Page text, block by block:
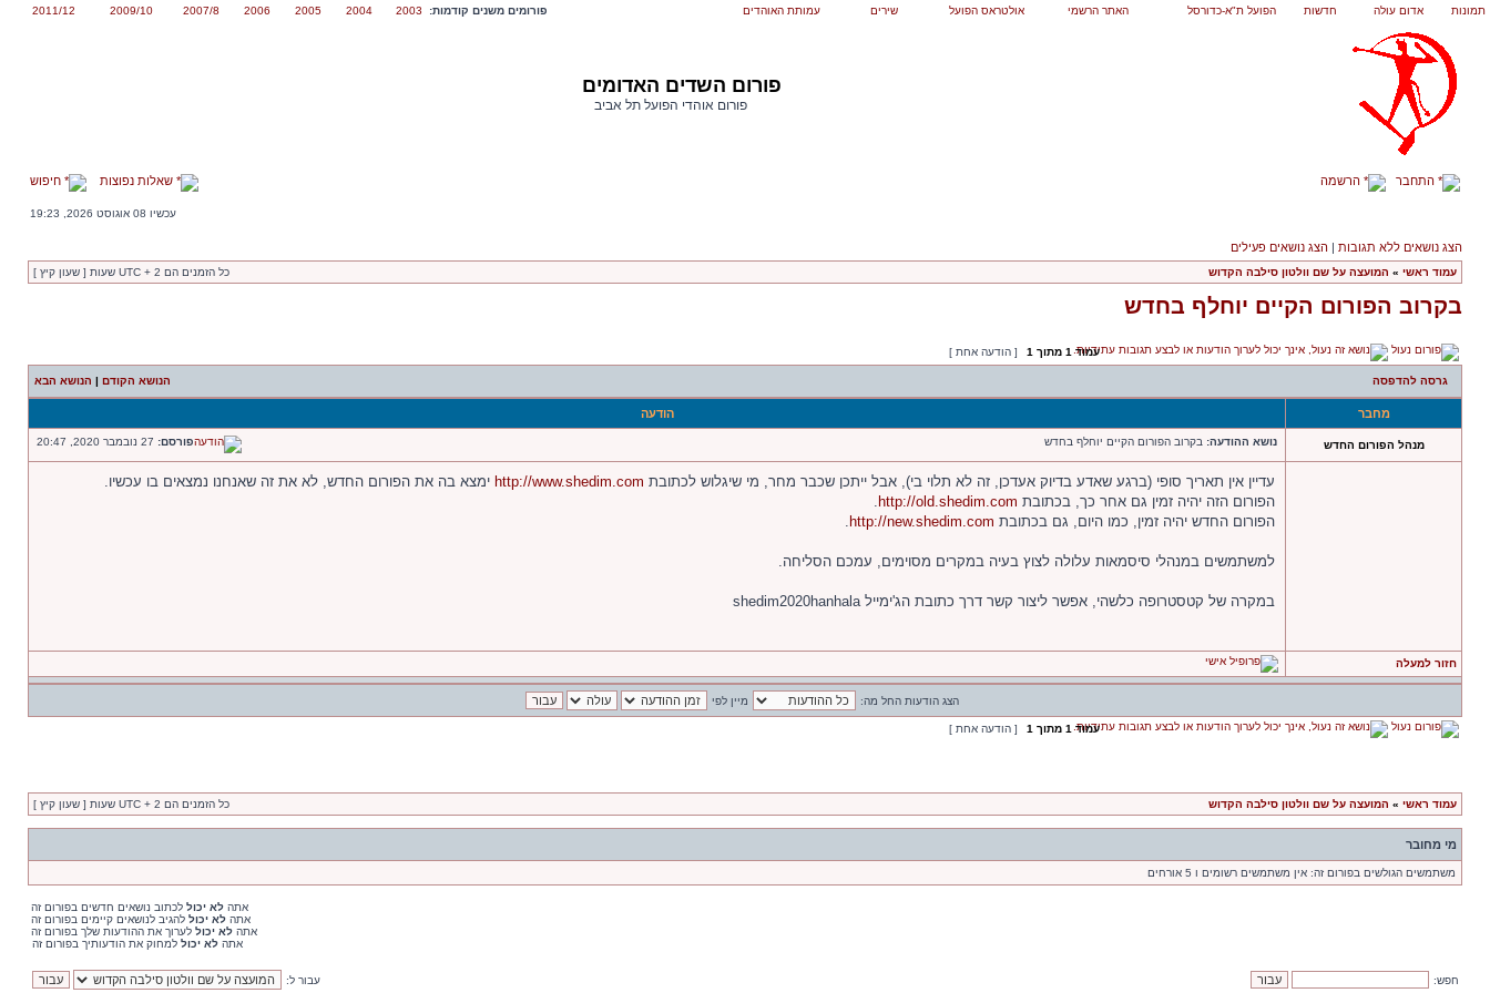
תמונות אדום עולה חדשות הפועל ת"א-כדורסל האתר הרשמי אולטראס הפועל שירים עמותת האוהדים פורומים משנים קודמות: 2003
2004
2005
2006
2007/8
2009/10
2011/12
פורום השדים האדומים
פורום אוהדי הפועל תל אביב
התחבר הרשמה שאלות נפוצות חיפוש
עכשיו 08 אוגוסט 2026, 19:23
הצג נושאים ללא תגובות | הצג נושאים פעילים
עמוד ראשי » המועצה על שם וולטון סילבה הקדוש כל הזמנים הם UTC + 2 שעות [ שעון קיץ ]
בקרוב הפורום הקיים יוחלף בחדש
עמוד 1 מתוך 1 [ הודעה אחת ]
גרסה להדפסה הנושא הקודם | הנושא הבא
מחבר הודעה
מנהל הפורום החדש נושא ההודעה: בקרוב הפורום הקיים יוחלף בחדש פורסם:
עדיין אין תאריך סופי (ברגע שאדע בדיוק אעדכן, זה לא תלוי בי), אבל ייתכן שכבר מחר, מי שיגלוש לכתובת http://www.shedim.com ימצא בה את הפורום החדש, לא את זה שאנחנו נמצאים בו עכשיו.
הפורום הזה יהיה זמין גם אחר כך, בכתובת http://old.shedim.com
.
הפורום החדש יהיה זמין, כמו היום, גם בכתובת http://new.shedim.com
.
למשתמשים במנהלי סיסמאות עלולה לצוץ בעיה במקרים מסוימים, עמכם הסליחה.
במקרה של קטסטרופה כלשהי, אפשר ליצור קשר דרך כתובת הג'ימייל shedim2020hanhala
חזור למעלה
הצג הודעות החל מה: מיין לפי
עמוד 1 מתוך 1 [ הודעה אחת ]
עמוד ראשי » המועצה על שם וולטון סילבה הקדוש כל הזמנים הם UTC + 2 שעות [ שעון קיץ ]
מי מחובר
משתמשים הגולשים בפורום זה: אין משתמשים רשומים ו 5 אורחים
אתה לא יכול לכתוב נושאים חדשים בפורום זה
אתה לא יכול להגיב לנושאים קיימים בפורום זה
אתה לא יכול לערוך את ההודעות שלך בפורום זה
אתה לא יכול למחוק את הודעותיך בפורום זה
חפש: עבור ל: